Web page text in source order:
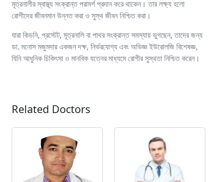
মূত্রনালীর স্বাস্থ্য সংক্রান্ত পরামর্শ প্রদান করে থাকেন। তার লক্ষ্য হলো
রোগীদের জীবনমান উন্নত করা ও সুস্থ জীবন নিশ্চিত করা।
যারা কিডনি, প্রস্টেট, মূত্রনালি বা পাথর সংক্রান্ত সমস্যায় ভুগছেন, তাদের জন্য
ডা. মনোস মজুমদার একজন দক্ষ, নির্ভরযোগ্য এবং অভিজ্ঞ ইউরোলজি বিশেষজ্ঞ,
যিনি আধুনিক চিকিৎসা ও মানবিক যত্নের মাধ্যমে রোগীর সুস্থতা নিশ্চিত করেন।
Related Doctors